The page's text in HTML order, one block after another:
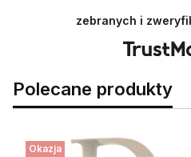
jak Ty. Z pozdrowieniami,
zebranych i
Polecane produkty
Okazja